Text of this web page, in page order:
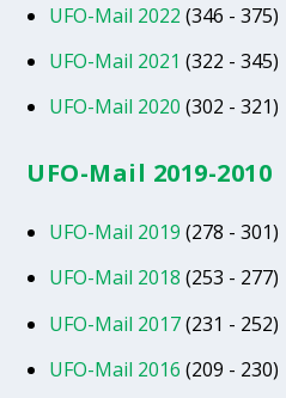
UFO-Mail 2022 (346 - 375)
UFO-Mail 2021 (322 - 345)
UFO-Mail 2020 (302 - 321)
UFO-Mail 2019-2010
UFO-Mail 2019 (278 - 301)
UFO-Mail 2018 (253 - 277)
UFO-Mail 2017(231 - 252)
UFO-Mail 2016 (209 - 230)